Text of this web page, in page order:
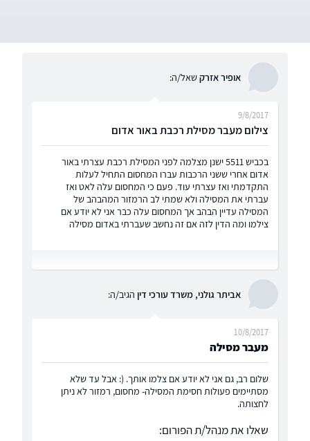
אופיר אזרקשאל/ה:
צילום מעבר מסילת רכבת באור אדום
9/8/2017
בכביש 5511 ישנן מצלמה לפני המסילת רכבת עצרתי באור
אדום אחרי ששני הרכבות עברו המחסום התחיל לעלות
התקדמתי ואז עצרתי עוד. פעם כי המחסום עלה לאט ואז
עברתי את המסילה ולא שמתי לב הרמזור המהבהב של
המסילה עדיין הבהב אך המחסום עלה כבר אני לא יודע אם
צילמו ומה הדין לזה אם זה נחשב שעברתי באדום מסילה
אביתר גולני, משרד עורכי דין הגיב/ה:
מעבר מסילה
10/8/2017
שלום רב, גם אני לא יודע אם צלמו אותך. (: אבל עד שלא
מסתיימים פעולות חסימת המסילה- מחסום, רמזור לא ניתן
לחצותה.
שאלו את מנהל/ת הפורום: